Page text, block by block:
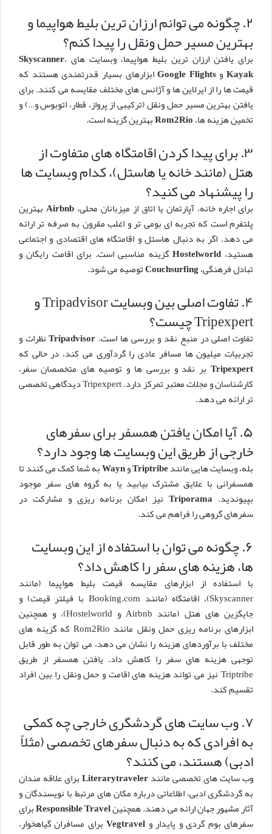
۲. چگونه می توانم ارزان ترین بلیط هواپیما و
بهترین مسیر حمل ونقل را پیدا کنم؟
برای یافتن ارزان ترین بلیط هواپیما، وبسایت های Skyscanner،
Kayak وGoogle Flightsابزارهای بسیار قدرتمندی هستند که
قیمت ها را از ایرلاین ها و آژانس های مختلف مقایسه می کنند. برای
یافتن بهترین مسیر حمل ونقل (ترکیبی از پرواز، قطار، اتوبوس و…) و
تخمین هزینه ها،Rom2Rioبهترین گزینه است.
۳. برای پیدا کردن اقامتگاه های متفاوت از
هتل (مانند خانه یا هاستل)، کدام وبسایت ها
را پیشنهاد می کنید؟
برای اجاره خانه، آپارتمان یا اتاق از میزبانان محلی، Airbnb بهترین
پلتفرم است که تجربه ای بومی تر و اغلب مقرون به صرفه تر ارائه
می دهد. اگر به دنبال هاستل و اقامتگاه های اقتصادی و اجتماعی
هستید،Hostelworld گزینه مناسبی است. برای اقامت رایگان و
تبادل فرهنگی،Couchsurfingتوصیه می شود.
۴. تفاوت اصلی بین وبسایت Tripadvisor و
Tripexpert چیست؟
تفاوت اصلی در منبع نقد و بررسی ها است. Tripadvisorنظرات و
تجربیات میلیون ها مسافر عادی را گردآوری می کند، در حالی که
Tripexpert بر نقد و بررسی ها و توصیه های متخصصان سفر،
کارشناسان و مجلات معتبر تمرکز دارد. Tripexpert دیدگاهی تخصصی
تر ارائه می دهد.
۵. آیا امکان یافتن همسفر برای سفرهای
خارجی از طریق این وبسایت ها وجود دارد؟
بله، وبسایت هایی مانندTriptribeوWaynبه شما کمک می کنند تا
همسفرانی با علایق مشترک بیابید یا به گروه های سفر موجود
بپیوندید. Triporama نیز امکان برنامه ریزی و مشارکت در
سفرهای گروهی را فراهم می کند.
۶. چگونه می توان با استفاده از این وبسایت
ها، هزینه های سفر را کاهش داد؟
با استفاده از ابزارهای مقایسه قیمت بلیط هواپیما (مانند
Skyscanner)، اقامتگاه (مانند Booking.com با فیلتر قیمت) و
جایگزین های هتل (مانند Airbnb و Hostelworld)، و همچنین
ابزارهای برنامه ریزی حمل ونقل مانند Rom2Rio که گزینه های
مختلف با برآوردهای هزینه را نشان می دهد، می توان به طور قابل
توجهی هزینه های سفر را کاهش داد. یافتن همسفر از طریق
Triptribe نیز می تواند هزینه های اقامت و حمل ونقل را بین افراد
تقسیم کند.
۷. وب سایت های گردشگری خارجی چه کمکی
به افرادی که به دنبال سفرهای تخصصی (مثلاً
ادبی) هستند، می کنند؟
وب سایت های تخصصی مانندLiterarytravelerبرای علاقه مندان
به گردشگری ادبی، اطلاعاتی درباره مکان های مرتبط با نویسندگان و
آثار مشهور جهان ارائه می دهند. همچنینResponsible Travelبرای
سفرهای بوم گردی و پایدار و Vegtravelبرای مسافران گیاهخوار،